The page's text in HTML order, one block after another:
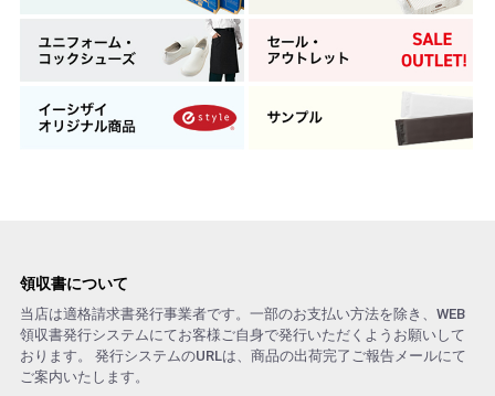
領収書について
当店は適格請求書発行事業者です。一部のお支払い方法を除き、WEB
領収書発行システムにてお客様ご自身で発行いただくようお願いして
おります。 発行システムのURLは、商品の出荷完了ご報告メールにて
ご案内いたします。